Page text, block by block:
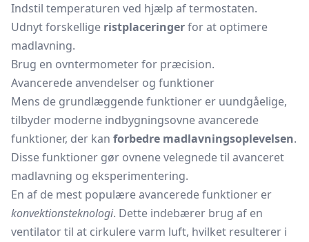
Indstil temperaturen ved hjælp af termostaten.
Udnyt forskellige ristplaceringerfor at optimere
madlavning.
Brug en ovntermometer for præcision.
Avancerede anvendelser og funktioner
Mens de grundlæggende funktioner er uundgåelige,
tilbyder moderne indbygningsovne avancerede
funktioner, der kan forbedre madlavningsoplevelsen.
Disse funktioner gør ovnene velegnede til avanceret
madlavning og eksperimentering.
En af de mest populære avancerede funktioner er
konvektionsteknologi. Dette indebærer brug af en
ventilator til at cirkulere varm luft, hvilket resulterer i